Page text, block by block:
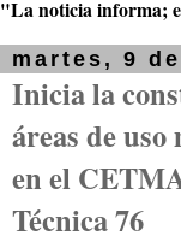
"La noticia informa;
martes, 9
Inicia la
áreas de
en el
Técnica 76